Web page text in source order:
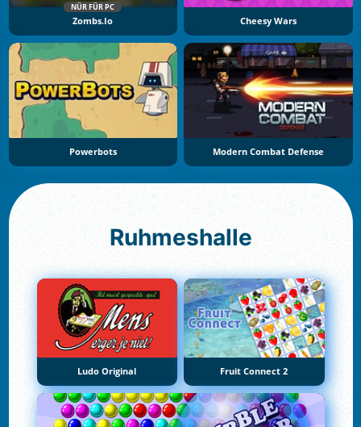
NÜR FÜR PC
Zombs.io Cheesy Wars
Powerbots Modern Combat Defense
Ruhmeshalle
Ludo Original Fruit Connect 2